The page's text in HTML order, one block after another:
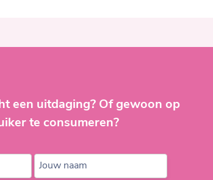
een uitdaging? Of gewoon op
te consumeren?
Jouw naam